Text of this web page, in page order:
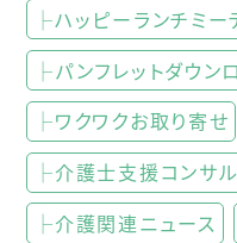
├ハッピーランチミー
├パンフレットダウン
├ワクワクお取り寄せ
├介護士支援コンサ
├介護関連ニュース